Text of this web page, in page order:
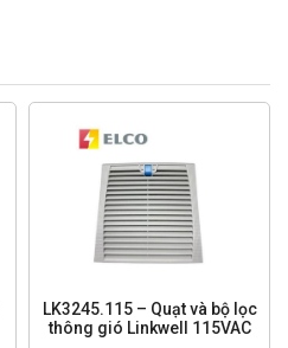
LK3245.115 – Quạt và bộ lọc
thông gió Linkwell 115VAC